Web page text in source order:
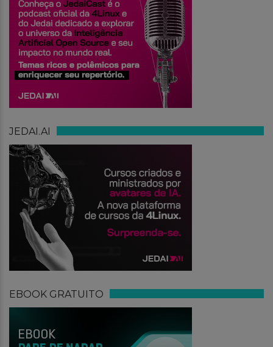
JEDAI.AI
EBOOK GRATUITO